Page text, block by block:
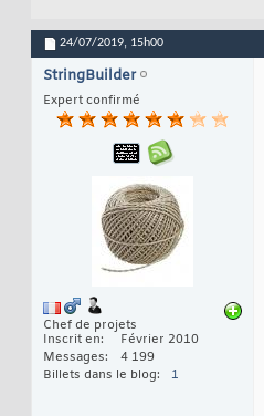
24/07/2019, 15h00
StringBuilder
Expert confirmé
Chef de projets
Inscrit en
Février 2010
Messages
4 199
Billets dans le blog
1